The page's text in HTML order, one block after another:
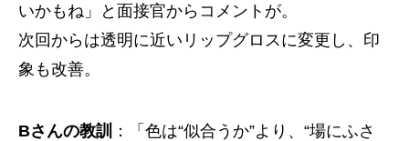
いかもね」と面接官からコメントが。
次回からは透明に近いリップグロスに変更し、印
象も改善。
Bさんの教訓
：「色は“似合うか”より、“場にふさ